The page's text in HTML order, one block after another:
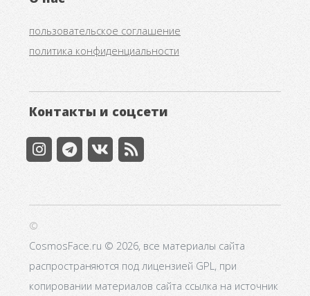
пользовательское соглашение
Контакты и соцсети
©
CosmosFace.ru © 2026, все материалы сайта
распространяются под лицензией GPL, при